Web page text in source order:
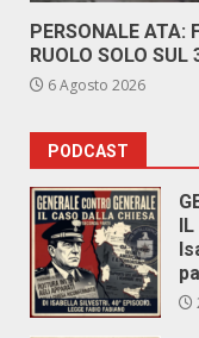
PERSONALE ATA:
RUOLO SOLO SUL
6 Agosto 2026
PODCAST